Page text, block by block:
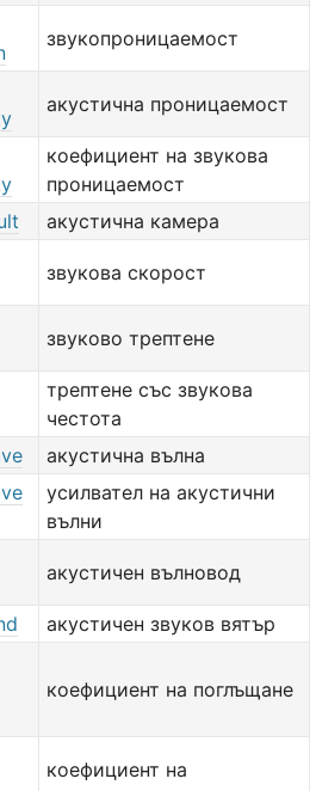
звукопроницаемост
акустична проницаемост
коефициент на звукова
проницаемост
акустична камера
звукова скорост
звуково трептене
трептене със звукова
честота
акустична вълна
усилвател на акустични
вълни
акустичен вълновод
акустичен звуков вятър
коефициент на поглъщане
коефициент на